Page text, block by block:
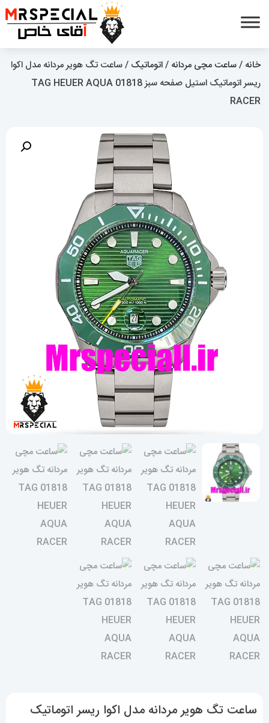
خانه /ساعت مچی مردانه /اتوماتیک / ساعت تگ هویر مردانه مدل اکوا
ریسر اتوماتیک استیل صفحه سبز 01818 TAG HEUER AQUA
RACER
ساعت تگ هویر مردانه مدل اکوا ریسر اتوماتیک